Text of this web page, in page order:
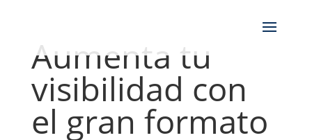
Aumenta tu
visibilidad con
el gran formato